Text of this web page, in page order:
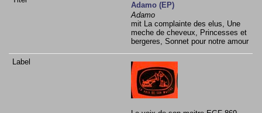
Adamo (EP)
Adamo
mit La complainte des elus, Une
meche de cheveux, Princesses et
bergeres, Sonnet pour notre amour